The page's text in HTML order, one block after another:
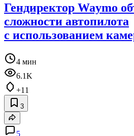
Гендиректор Waymo
сложности автопилота
с использованием
4 мин
6.1K
+11
3
5